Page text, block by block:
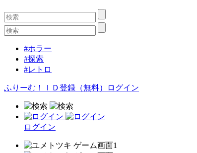
#ホラー
#探索
#レトロ
ふりーむ！ＩＤ登録（無料） ログイン
ログイン